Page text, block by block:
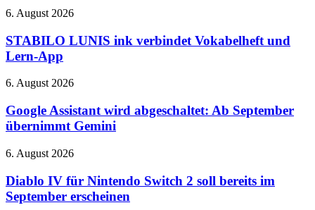
Netflix
und
Grad-
Hotend
STABILO
ink
verbindet
Vokabelheft
Lern-
6. August 2026
STABILO LUNIS ink verbindet Vokabelheft und
Lern-App
Google
wird
abgeschaltet:
Ab
übernimmt
6. August 2026
Google Assistant wird abgeschaltet: Ab September
übernimmt Gemini
Diablo
für
Nintendo
Switch
6. August 2026
Diablo IV für Nintendo Switch 2 soll bereits im
September erscheinen